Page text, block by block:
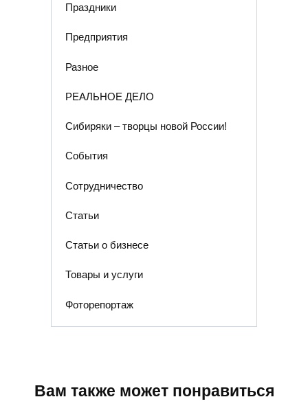
Праздники
Предприятия
Разное
РЕАЛЬНОЕ ДЕЛО
Сибиряки – творцы новой России!
События
Сотрудничество
Статьи
Статьи о бизнесе
Товары и услуги
Фоторепортаж
Вам также может понравиться